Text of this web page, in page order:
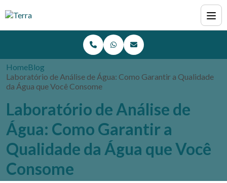
HomeBlog
Laboratório de Análise de Água: Como Garantir a Qualidade
da Água que Você Consome
Laboratório de Análise de
Água: Como Garantir a
Qualidade da Água que Você
Consome